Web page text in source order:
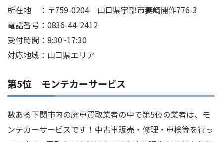
所在地 ：〒759-0204 山口県宇部市妻崎開作776-3
電話番号：0836-44-2412
受付時間：8:30~17:30
対応地域：山口県エリア
第5位 モンテカーサービス
数ある下関市内の廃車買取業者の中で第5位の業者は、モ
ンテカーサービスです！中古車販売・修理・車検等を行っ